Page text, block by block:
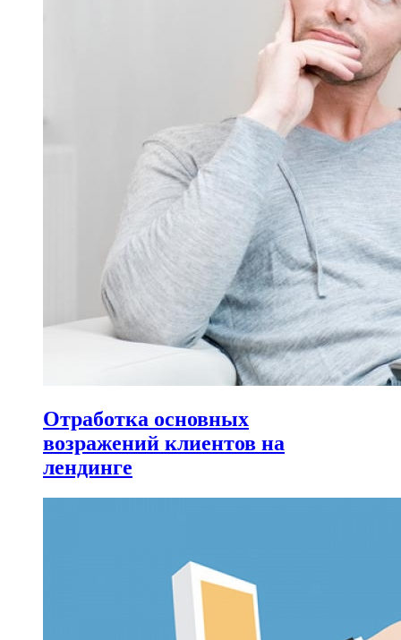
Отработка основных
возражений клиентов на
лендинге